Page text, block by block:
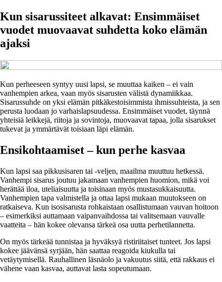
Kun sisarussiteet alkavat: Ensimmäiset
vuodet muovaavat suhdetta koko elämän
ajaksi
Kun perheeseen syntyy uusi lapsi, se muuttaa kaiken – ei vain
vanhempien arkea, vaan myös sisarusten välistä dynamiikkaa.
Sisarussuhde on yksi elämän pitkäkestoisimmista ihmissuhteista, ja sen
perusta luodaan jo varhaislapsuudessa. Ensimmäiset vuodet, täynnä
yhteisiä leikkejä, riitoja ja sovintoja, muovaavat tapaa, jolla sisarukset
tukevat ja ymmärtävät toisiaan läpi elämän.
Ensikohtaamiset – kun perhe kasvaa
Kun lapsi saa pikkusisaren tai -veljen, maailma muuttuu hetkessä.
Vanhempi sisarus joutuu jakamaan vanhempien huomion, mikä voi
herättää iloa, uteliaisuutta ja toisinaan myös mustasukkaisuutta.
Vanhempien tapa valmistella ja ottaa lapsi mukaan muutokseen on
ratkaiseva. Kun isosisarusta rohkaistaan osallistumaan vauvan hoitoon
– esimerkiksi auttamaan vaipanvaihdossa tai valitsemaan vauvalle
vaatteita – hän kokee olevansa tärkeä osa uutta perhetilannetta.
On myös tärkeää tunnistaa ja hyväksyä ristiriitaiset tunteet. Jos lapsi
kokee jäävänsä syrjään, hän saattaa reagoida kiukulla tai
vetäytymisellä. Rauhallinen läsnäolo ja vakuutus siitä, että rakkaus ei
vähene vaan kasvaa, auttavat lasta sopeutumaan.